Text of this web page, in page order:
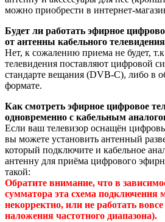
можно приобрести в интернет-
Будет ли работать эфирное
от антенны кабельного
Нет, к сожалению приема не будет,
телевидения поставляют цифровой
стандарте вещания (DVB-C), либо в
формате.
Как смотреть эфирное цифровое
одновременно с кабельным
Если ваш телевизор оснащён
вы можете установить антенный
который подключите и кабельное
антенну для приёма цифрового
такой:
Обратите внимание, что в
сумматора эта схема подключения
некорректно, или не работать
наложения частотного диапазона).